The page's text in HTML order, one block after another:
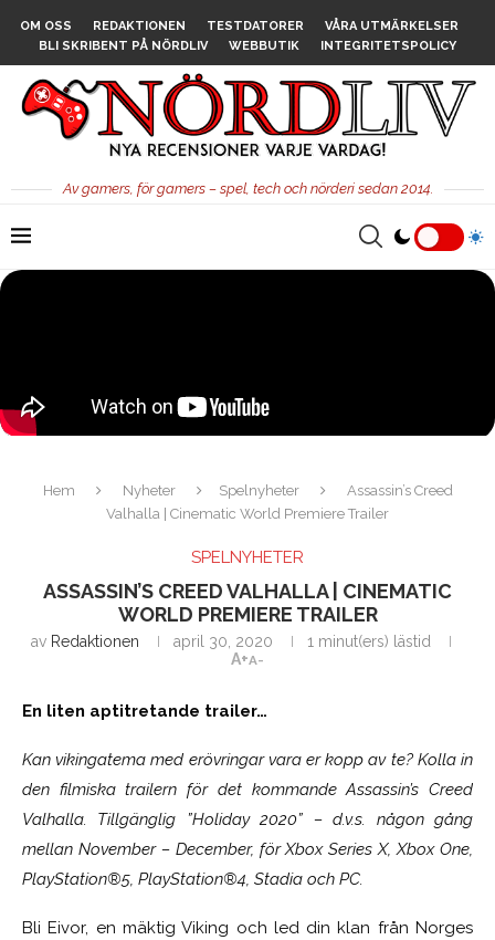
OM OSS REDAKTIONEN TESTDATORER
VÅRA UTMÄRKELSER
BLI SKRIBENT PÅ NÖRDLIV
WEBBUTIK INTEGRITETSPOLICY
Av gamers, för gamers – spel, tech och nörderi sedan 2014.
Hem Nyheter Spelnyheter
Assassin’s Creed
Valhalla | Cinematic World Premiere Trailer
SPELNYHETER
ASSASSIN’S CREED VALHALLA | CINEMATIC
WORLD PREMIERE TRAILER
av Redaktionen april 30, 2020
1 minut(ers) lästid
A+A-
En liten aptitretande trailer…
Kan vikingatema med erövringar vara er kopp av te? Kolla in
den filmiska trailern för det kommande Assassin’s Creed
Valhalla. Tillgänglig ”Holiday 2020” – d.v.s. någon gång
mellan November – December, för Xbox Series X, Xbox One,
PlayStation®5, PlayStation®4, Stadia och PC.
Bli Eivor, en mäktig Viking och led din klan från Norges